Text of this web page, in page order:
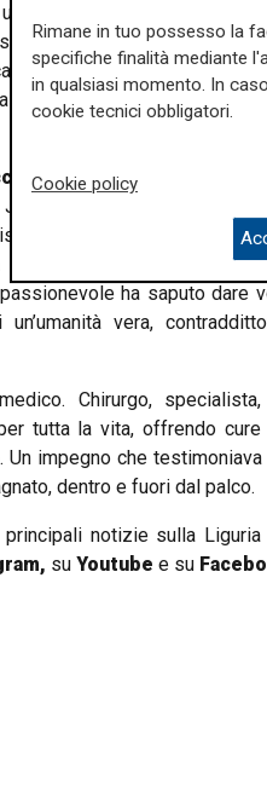
uscito nel 2003 con l’etichetta
e malinconico,
è disponibile anche
a Milano, sua città
l’emissione
una carriera ricca e
Con decine di album
spesso invisibile, fatta di
ha saputo dare
vera,
Chirurgo,
tutta la vita, offrendo
impegno che testimoniava
dentro e fuori dal palco.
notizie sulla Liguria
, su Youtube e su
Rimane in tuo possesso la
specifiche finalità mediante
in qualsiasi momento. In
cookie tecnici obbligatori.
Cookie policy